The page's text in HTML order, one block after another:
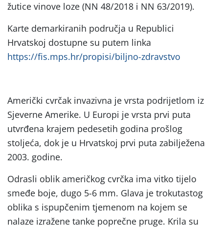
žutice vinove loze (NN 48/2018 i NN 63/2019).
Karte demarkiranih područja u Republici
Hrvatskoj dostupne su putem linka
https://fis.mps.hr/propisi/biljno-zdravstvo
Američki cvrčak invazivna je vrsta podrijetlom iz
Sjeverne Amerike. U Europi je vrsta prvi puta
utvrđena krajem pedesetih godina prošlog
stoljeća, dok je u Hrvatskoj prvi puta zabilježena
2003. godine.
Odrasli oblik američkog cvrčka ima vitko tijelo
smeđe boje, dugo 5-6 mm. Glava je trokutastog
oblika s ispupčenim tjemenom na kojem se
nalaze izražene tanke poprečne pruge. Krila su